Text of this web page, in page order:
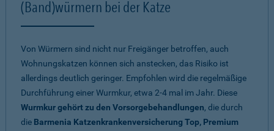
(Band)würmern bei der Katze
Von Würmern sind nicht nur Freigänger betroffen, auch
Wohnungskatzen können sich anstecken, das Risiko ist
allerdings deutlich geringer. Empfohlen wird die regelmäßige
Durchführung einer Wurmkur, etwa 2-4 mal im Jahr. Diese
Wurmkur gehört zu den Vorsorgebehandlungen, die durch
die Barmenia Katzenkrankenversicherung Top, Premium